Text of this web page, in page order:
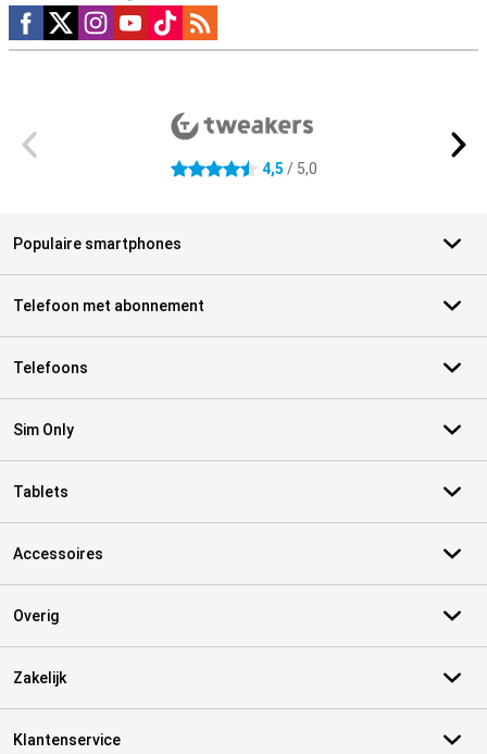
Social media
4.5 sterren 4,5 / 5,0
Populaire smartphones
Telefoon met abonnement
Telefoons
Sim Only
Tablets
Accessoires
Overig
Zakelijk
Klantenservice